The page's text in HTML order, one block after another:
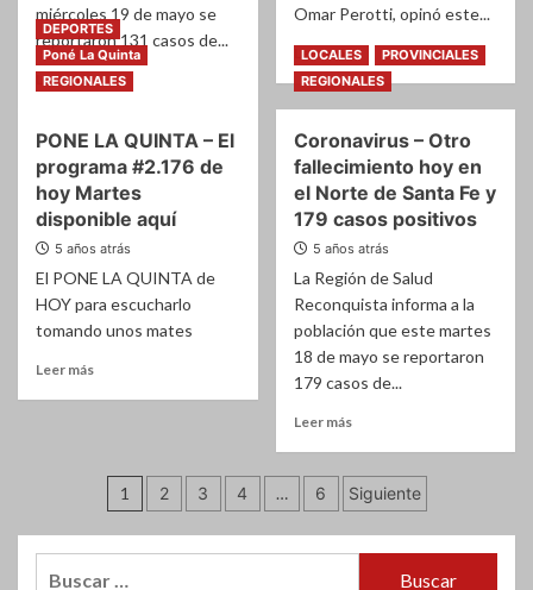
Depto
GENERAL
OBLIGADO
miércoles 19 de mayo se
reportaron 131 casos de...
Leer másLeer
Coronavirus
–
Son
131
casos
positivos
y
un
hoy
Omar Perotti, opinó este...
Leer másLeer
más
sobre
–
PEROTTI
SE
DESMARCO
DEL
GOBIERNO
NACIONAL
DEPORTES
Poné La Quinta
REGIONALES
PONE LA QUINTA – El
programa #2.176 de
hoy Martes
disponible aquí
5 años atrás
El PONE LA QUINTA de
HOY para escucharlo
tomando unos mates
Leer más
QUINTA
LOCALES
PROVINCIALES
REGIONALES
Coronavirus – Otro
fallecimiento hoy en
el Norte de Santa Fe y
179 casos positivos
5 años atrás
La Región de Salud
Reconquista informa a la
población que este martes
18 de mayo se reportaron
179 casos de...
Leer másLeer
Coronavirus
–
Otro
fallecimiento
Paginación
de
entradas
1 2 3 4 … 6 Siguiente